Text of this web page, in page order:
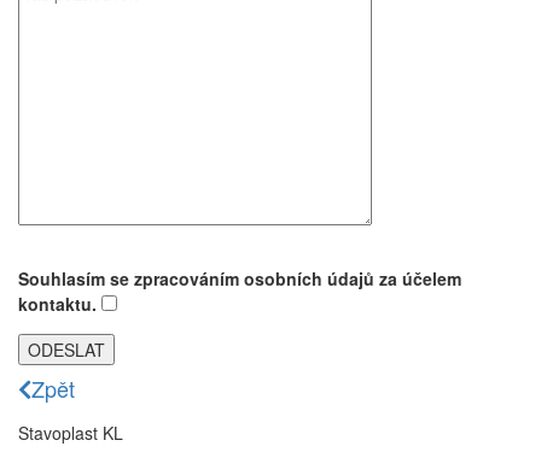
Souhlasím se zpracováním osobních údajů za účelem
kontaktu.
Zpět
Stavoplast KL